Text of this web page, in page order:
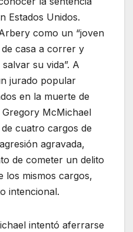
Estados Unidos.
como un “joven
de casa a correr y
su vida”. A
jurado popular
en la muerte de
McMichael
cuatro cargos de
agravada,
de cometer un delito
los mismos cargos,
intencional.
intentó aferrarse